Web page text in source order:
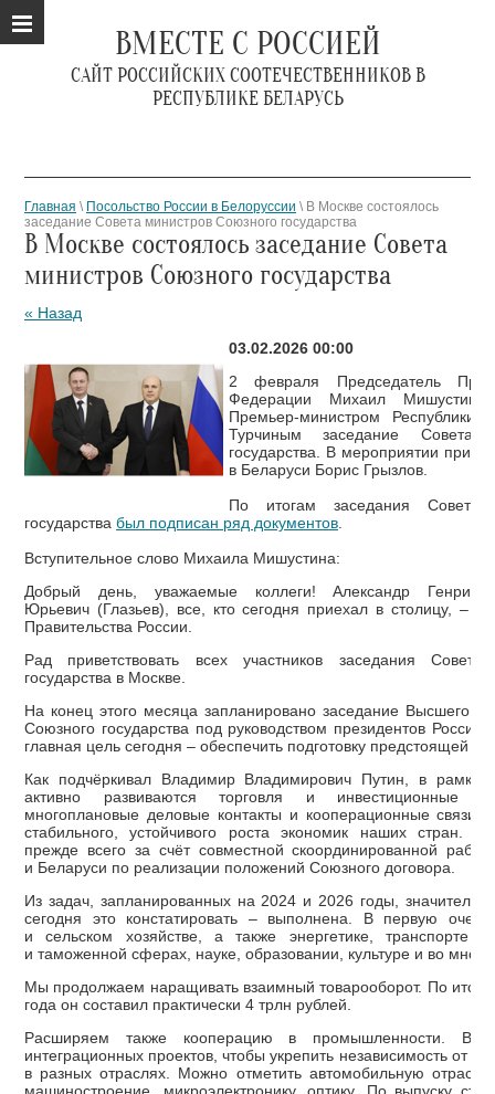
ВМЕСТЕ С РОССИЕЙ
САЙТ РОССИЙСКИХ СООТЕЧЕСТВЕННИКОВ В
РЕСПУБЛИКЕ БЕЛАРУСЬ
Главная \ Посольство России в Белоруссии \ В Москве состоялось
заседание Совета министров Союзного государства
В Москве состоялось заседание Совета
министров Союзного государства
« Назад
03.02.2026 00:00
2 февраля Председатель
Федерации Михаил Мишустин
Премьер-министром Республики
Турчиным заседание Совета
государства. В мероприятии
в Беларуси Борис Грызлов.
По итогам заседания Совета
государства был подписан ряд документов
Вступительное слово Михаила Мишустина:
Добрый день, уважаемые коллеги! Александр
Юрьевич (Глазьев), все, кто сегодня приехал в столицу, –
Правительства России.
Рад приветствовать всех участников заседания
государства в Москве.
На конец этого месяца запланировано заседание Высшего
Союзного государства под руководством президентов
главная цель сегодня – обеспечить подготовку предстоящей
Как подчёркивал Владимир Владимирович Путин, в рамках
активно развиваются торговля и инвестиционные
многоплановые деловые контакты и кооперационные связи,
стабильного, устойчивого роста экономик наших стран.
прежде всего за счёт совместной скоординированной
и Беларуси по реализации положений Союзного договора.
Из задач, запланированных на 2024 и 2026 годы,
сегодня это констатировать – выполнена. В первую
и сельском хозяйстве, а также энергетике, транспорте и
и таможенной сферах, науке, образовании, культуре и во
Мы продолжаем наращивать взаимный товарооборот. По
года он составил практически 4 трлн рублей.
Расширяем также кооперацию в промышленности.
интеграционных проектов, чтобы укрепить независимость от
в разных отраслях. Можно отметить автомобильную отрасль,
машиностроение, микроэлектронику, оптику. По выпуску